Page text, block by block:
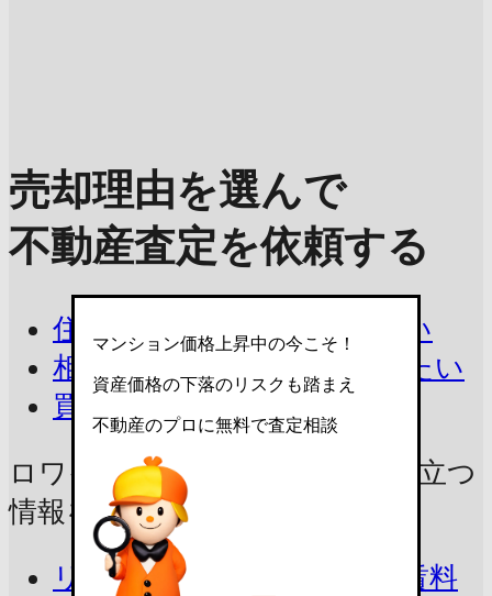
売却理由を選んで
不動産査定を依頼する
住み替えで今の家を売りたい
相続したマンションを売りたい
買取を相談したい
ロワイヤルユゥ鹿島の売却に
役立つ
情報をチェック！
リアルな売出し価格・募集賃料
マンション価格上昇中の今こそ！
資産価格の下落のリスクも踏まえ
不動産のプロに無料で査定相談